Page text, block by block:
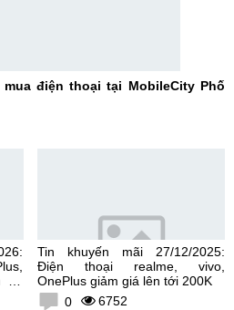
điện thoại tại MobileCity Phố
Tin khuyến mãi 27/12/2025:
Điện thoại realme, vivo,
OnePlus giảm giá lên tới 200K
0
6752